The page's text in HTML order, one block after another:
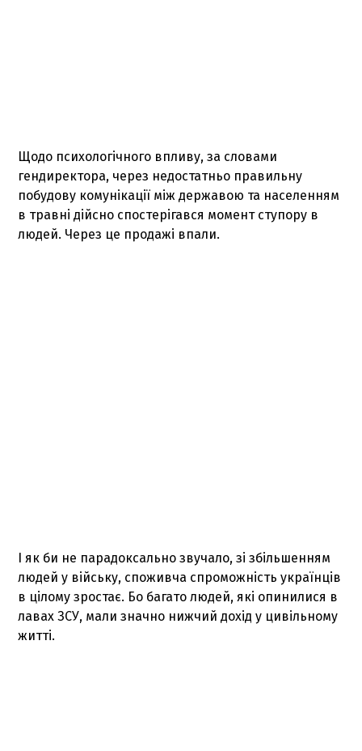
Щодо психологічного впливу, за словами
гендиректора, через недостатньо правильну
побудову комунікації між державою та населенням
в травні дійсно спостерігався момент ступору в
людей. Через це продажі впали.
І як би не парадоксально звучало, зі збільшенням
людей у війську, споживча спроможність українців
в цілому зростає. Бо багато людей, які опинилися в
лавах ЗСУ, мали значно нижчий дохід у цивільному
житті.